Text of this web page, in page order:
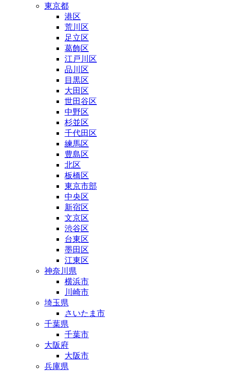
東京都
港区
荒川区
足立区
葛飾区
江戸川区
品川区
目黒区
大田区
世田谷区
中野区
杉並区
千代田区
練馬区
豊島区
北区
板橋区
東京市部
中央区
新宿区
文京区
渋谷区
台東区
墨田区
江東区
神奈川県
横浜市
川崎市
埼玉県
さいたま市
千葉県
千葉市
大阪府
大阪市
兵庫県